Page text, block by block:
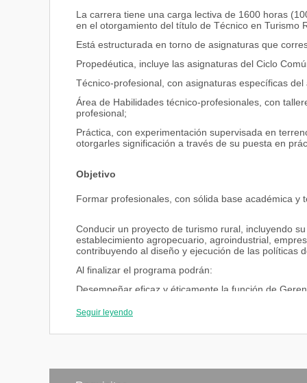
La carrera tiene una carga lectiva de 1600 horas
en el otorgamiento del título de Técnico en Turismo
Está estructurada en torno de asignaturas que
Propedéutica, incluye las asignaturas del Ciclo
Técnico-profesional, con asignaturas específicas
Área de Habilidades técnico-profesionales, con
profesional;
Práctica, con experimentación supervisada en
otorgarles significación a través de su puesta en
Objetivo
Formar profesionales, con sólida base académica y
Conducir un proyecto de turismo rural, incluyendo
establecimiento agropecuario, agroindustrial,
contribuyendo al diseño y ejecución de las políticas
Al finalizar el programa podrán:
Desempeñar eficaz y éticamente la función de
Gestionar, administrar y planificar negocios
empresas y en el territorio;
Diseñar y desarrollar proyectos de empresas de
atractivos específicos;
Seguir leyendo